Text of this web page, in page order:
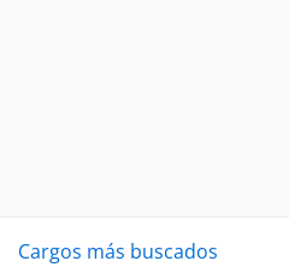
Cargos más buscados